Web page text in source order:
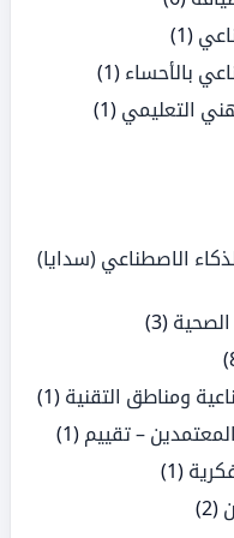
(1)
بالأحساء (1)
التعليمي (1)
الاصطناعي (سدايا)
(3)
ومناطق التقنية (1)
– تقييم (1)
(1)
(2)